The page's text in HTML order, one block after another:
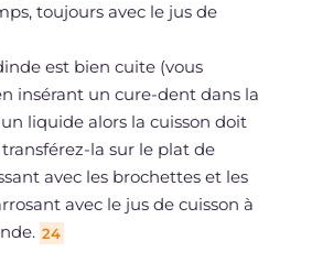
toujours avec le jus de
est bien cuite (vous
insérant un cure-dent dans la
liquide alors la cuisson doit
la sur le plat de
avec les brochettes et les
avec le jus de cuisson à
24